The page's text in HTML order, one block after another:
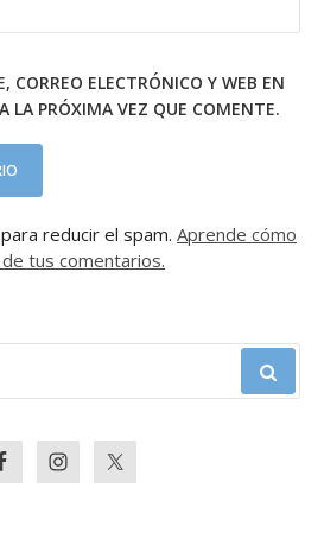
CORREO ELECTRÓNICO Y WEB EN
LA PRÓXIMA VEZ QUE COMENTE.
reducir el spam. Aprende cómo
tus comentarios.